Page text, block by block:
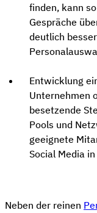
finden, kann
Gespräche
deutlich
Entwicklung
Unternehmen
besetzende
Pools und
geeignete
Social Media
Neben der reinen